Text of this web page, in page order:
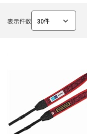
表示件数 30件
選